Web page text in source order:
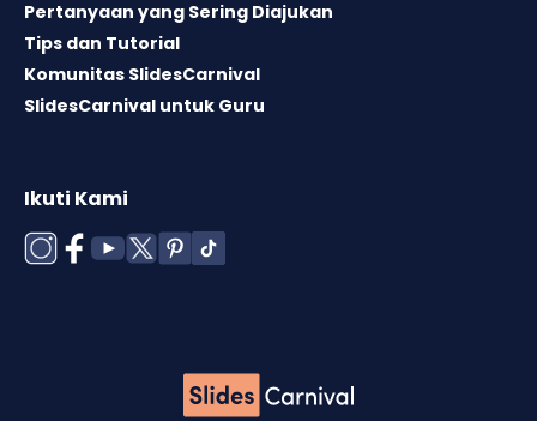
Pertanyaan yang Sering Diajukan
Tips dan Tutorial
Komunitas SlidesCarnival
SlidesCarnival untuk Guru
Ikuti Kami